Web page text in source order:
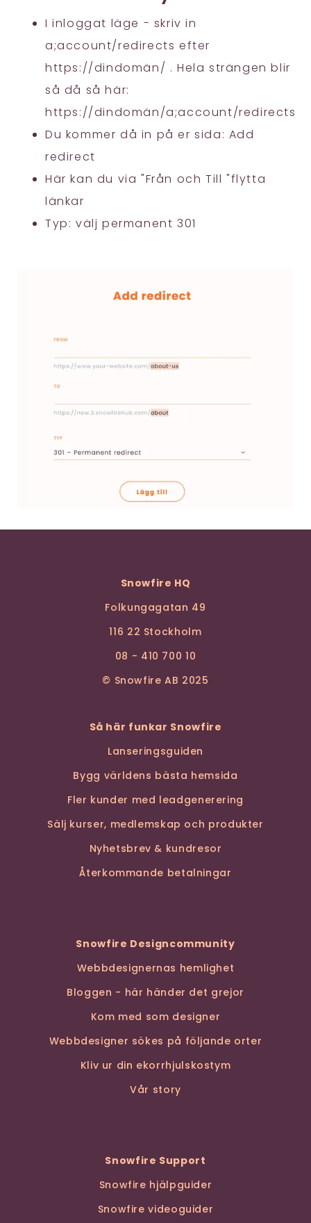
I inloggat läge - skriv in
a;account/redirects efter
https://dindomän/ . Hela strängen blir
så då så här:
https://dindomän/a;account/redirects
Du kommer då in på er sida: Add
redirect
Här kan du via "Från och Till "flytta
länkar
Typ: välj permanent 301
Snowfire HQ
Folkungagatan 49
116 22 Stockholm
08 - 410 700 10
© Snowfire AB 2025
Så här funkar Snowfire
Lanseringsguiden
Bygg världens bästa hemsida
Fler kunder med leadgenerering
Sälj kurser, medlemskap och produkter
Nyhetsbrev & kundresor
Återkommande betalningar
Snowfire Designcommunity
Webbdesignernas hemlighet
Bloggen - här händer det grejor
Kom med som designer
Webbdesigner sökes på följande orter
Kliv ur din ekorrhjulskostym
Vår story
Snowfire Support
Snowfire hjälpguider
Snowfire videoguider